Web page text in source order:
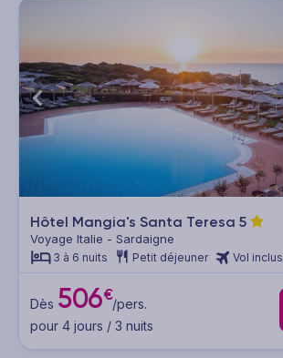
Hôtel Mangia's Santa Teresa 5
Voyage Italie - Sardaigne
3 à 6 nuits Petit déjeuner Vol inclus
Dès 506€/pers.
pour 4 jours / 3 nuits